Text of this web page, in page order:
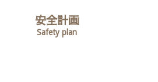
安全計画
Safety plan